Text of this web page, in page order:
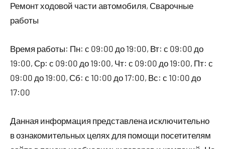
Ремонт ходовой части автомобиля, Сварочные
работы
Время работы: Пн: с 09:00 до 19:00, Вт: с 09:00 до
19:00, Ср: с 09:00 до 19:00, Чт: с 09:00 до 19:00, Пт: с
09:00 до 19:00, Сб: с 10:00 до 17:00, Вс: с 10:00 до
17:00
Данная информация представлена исключительно
в ознакомительных целях для помощи посетителям